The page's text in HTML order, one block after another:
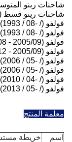
المتوسطة (2000 / 01- /)
قسط (1996 / 04- /)